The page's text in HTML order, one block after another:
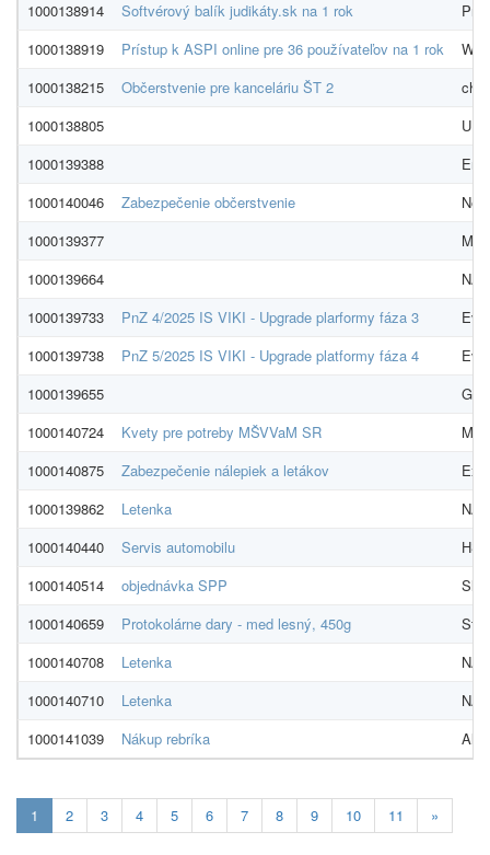
1000138914
Softvérový balík judikáty.sk na 1 rok
1000138919
Prístup k ASPI online pre 36 používateľov na 1 rok
1000138215
Občerstvenie pre kanceláriu ŠT 2
1000138805
1000139388
1000140046
Zabezpečenie občerstvenie
1000139377
1000139664
1000139733
PnZ 4/2025 IS VIKI - Upgrade plarformy fáza 3
1000139738
PnZ 5/2025 IS VIKI - Upgrade platformy fáza 4
1000139655
1000140724
Kvety pre potreby MŠVVaM SR
1000140875
Zabezpečenie nálepiek a letákov
1000139862
Letenka
1000140440
Servis automobilu
HS
1000140514
objednávka SPP
1000140659
Protokolárne dary - med lesný, 450g
1000140708
Letenka
1000140710
Letenka
1000141039
Nákup rebríka
1 Aktualna-
stranka
2 3 4 5 6 7 8 9 10 11 »